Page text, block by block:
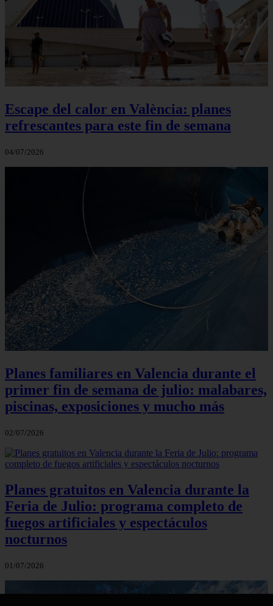
Escape del calor en València: planes
refrescantes para este fin de semana
04/07/2026
Planes familiares en Valencia durante el
primer fin de semana de julio: malabares,
piscinas, exposiciones y mucho más
02/07/2026
Planes gratuitos en Valencia durante la
Feria de Julio: programa completo de
fuegos artificiales y espectáculos
nocturnos
01/07/2026